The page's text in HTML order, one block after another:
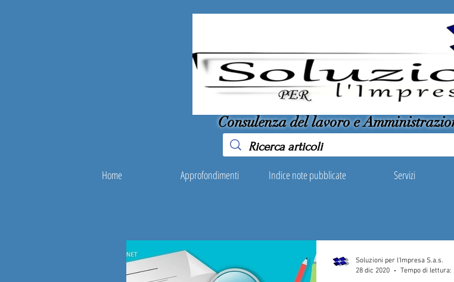
Consulenza del lavoro e
Home Approfondimenti Indice note pubblicate Servizi
Soluzioni per l'Impresa S.a.s.
28 dic 2020
Tempo di lettura: